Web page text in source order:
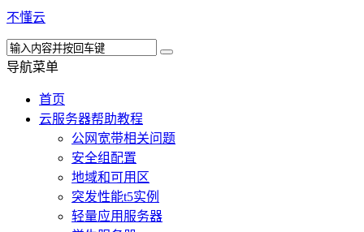
不懂云
导航菜单
首页
云服务器帮助教程
公网宽带相关问题
安全组配置
地域和可用区
突发性能t5实例
轻量应用服务器